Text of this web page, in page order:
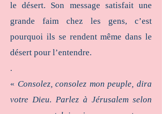
le désert. Son message satisfait une
grande faim chez les gens, c’est
pourquoi ils se rendent même dans le
désert pour l’entendre.
.
« Consolez, consolez mon peuple, dira
votre Dieu. Parlez à Jérusalem selon